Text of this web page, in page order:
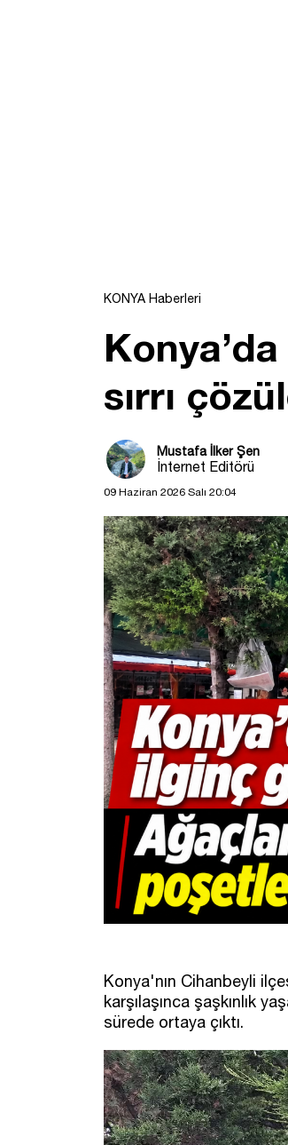
KONYA Haberleri
sırrı
Mustafa İlker Şen
İnternet Editörü
09 Haziran 2026 Salı 20:04
Konya'nın Cihanbeyli
karşılaşınca şaşkınlık
sürede ortaya çıktı.